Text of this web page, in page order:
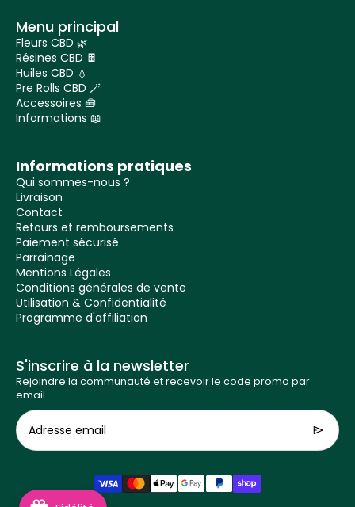
Menu principal
Fleurs CBD 🌿
Résines CBD 🍫
Huiles CBD 💧
Pre Rolls CBD 🪄
Accessoires 🧰
Informations 📖
Informations pratiques
Qui sommes-nous ?
Livraison
Contact
Retours et remboursements
Paiement sécurisé
Parrainage
Mentions Légales
Conditions générales de vente
Utilisation & Confidentialité
Programme d'affiliation
S'inscrire à la newsletter
Rejoindre la communauté et recevoir le code promo par
email.
Adresse email